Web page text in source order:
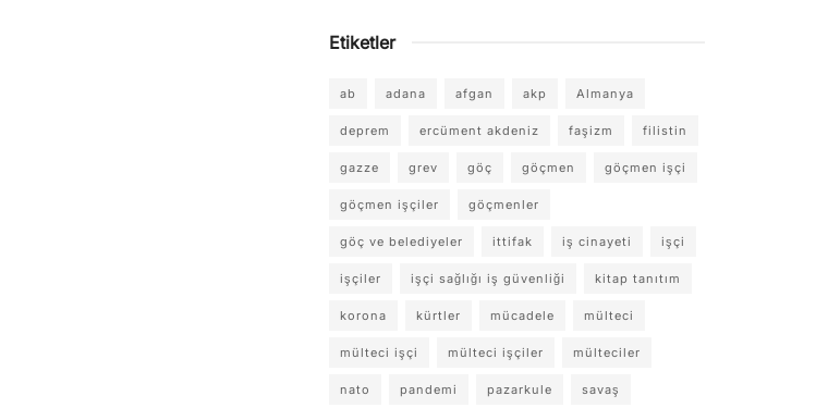
Etiketler
ab adana afgan akp Almanya
deprem ercüment akdeniz faşizm filistin
gazze grev göç göçmen göçmen işçi
göçmen işçiler göçmenler
göç ve belediyeler ittifak iş cinayeti işçi
işçiler işçi sağlığı iş güvenliği kitap tanıtım
korona kürtler mücadele mülteci
mülteci işçi mülteci işçiler mülteciler
nato pandemi pazarkule savaş